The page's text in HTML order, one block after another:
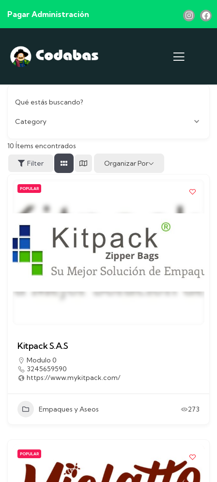
Pagar Administración
Qué estás buscando?
Category
10 Ítems encontrados
Filter
Organizar Por
POPULAR
Kitpack S.A.S
Modulo 0
3245659590
https://www.mykitpack.com/
Empaques y Aseos 273
POPULAR